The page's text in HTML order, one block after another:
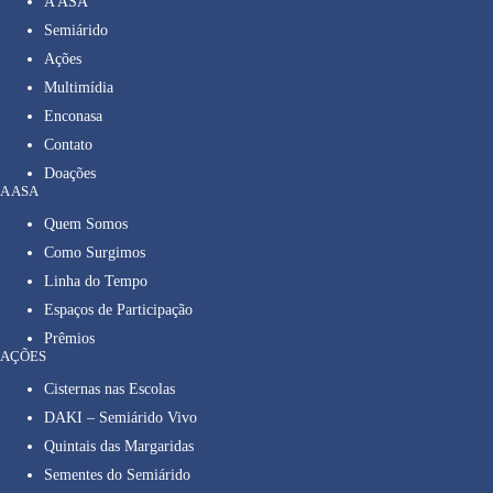
Semiárido
Ações
Multimídia
Enconasa
Contato
Doações
A ASA
Quem Somos
Como Surgimos
Linha do Tempo
Espaços de Participação
Prêmios
AÇÕES
Cisternas nas Escolas
DAKI – Semiárido Vivo
Quintais das Margaridas
Sementes do Semiárido